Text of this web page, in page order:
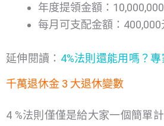
年度提領金額：
每月可支配金額：400,000
延伸閱讀： 4%法則還能用嗎？
千萬退休金 3 大退休變數
4 %法則僅僅是給大家一個簡單